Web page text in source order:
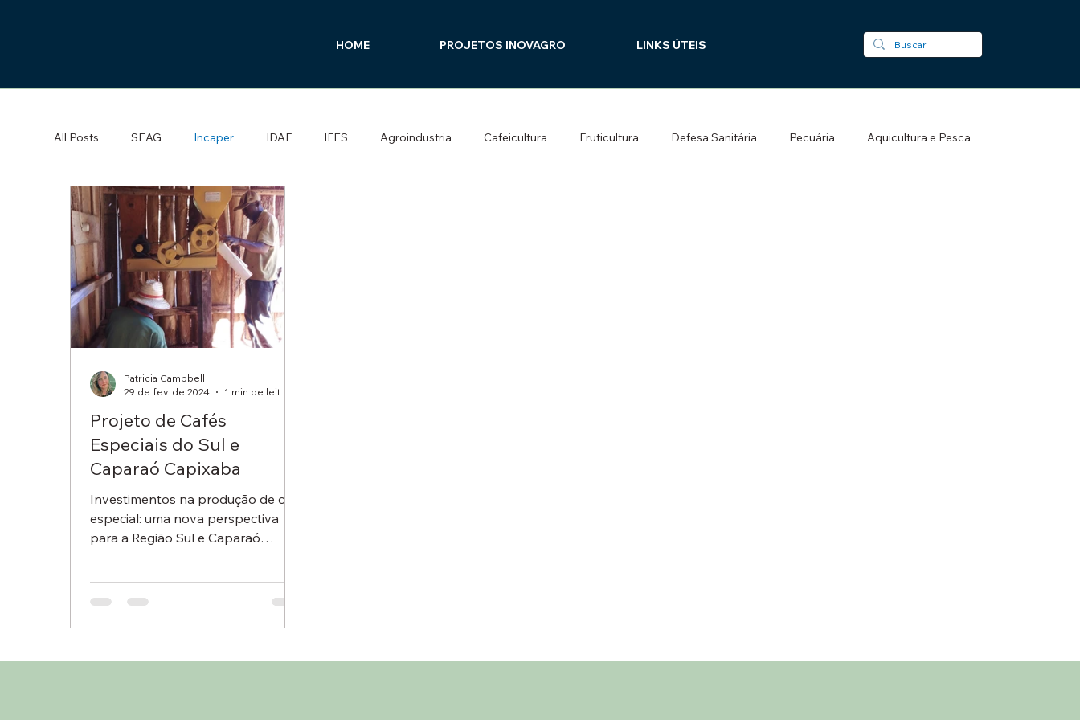
HOME PROJETOS INOVAGRO LINKS ÚTEIS
All Posts SEAG Incaper IDAF IFES Agroindustria Cafeicultura Fruticultura Defesa Sanitária Pecuária Aquicultura e Pesca
Pipericultura Desenvolvimento socioeconômico
Projeto de Cafés
Especiais do Sul e
Caparaó Capixaba
Investimentos na produção de café
especial: uma nova perspectiva
para a Região Sul e Caparaó
Patricia Campbell
29 de fev. de 2024
1 min de leitura